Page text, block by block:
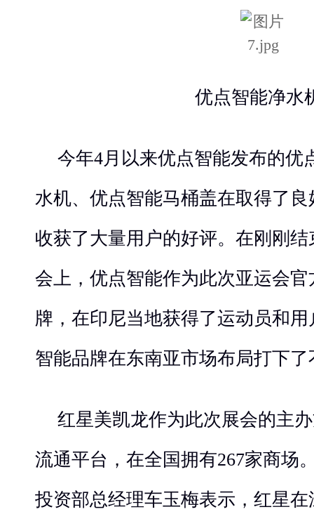
优点智能净水
今年4月以来优点智能发布的优
水机、优点智能马桶盖在取得了
收获了大量用户的好评。在刚刚
会上，优点智能作为此次亚运会
牌，在印尼当地获得了运动员和
智能品牌在东南亚市场布局打下
红星美凯龙作为此次展会的主
流通平台，在全国拥有267家商场
投资部总经理车玉梅表示，红星